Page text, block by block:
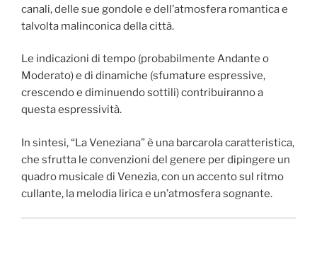
canali, delle sue gondole e dell’atmosfera romantica e
talvolta malinconica della città.
Le indicazioni di tempo (probabilmente Andante o
Moderato) e di dinamiche (sfumature espressive,
crescendo e diminuendo sottili) contribuiranno a
questa espressività.
In sintesi, “La Veneziana” è una barcarola caratteristica,
che sfrutta le convenzioni del genere per dipingere un
quadro musicale di Venezia, con un accento sul ritmo
cullante, la melodia lirica e un’atmosfera sognante.